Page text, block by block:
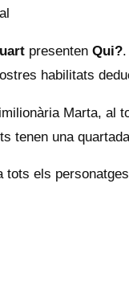
presenten Qui?
habilitats
Marta, al
tenen una
tots els